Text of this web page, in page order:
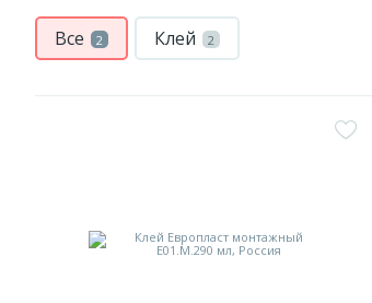
Все 2 Клей 2